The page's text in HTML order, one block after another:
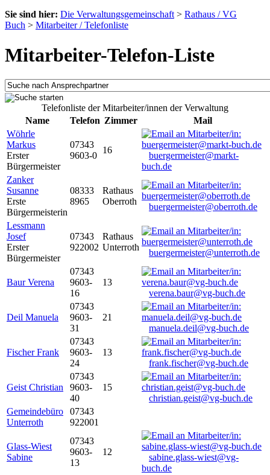
Sie sind hier: Die Verwaltungsgemeinschaft > Rathaus / VG
Buch > Mitarbeiter / Telefonliste
Mitarbeiter-Telefon-Liste
Telefonliste der Mitarbeiter/innen der Verwaltung
Name
Telefon Zimmer
Mail
Wöhrle
Markus
Erster
Bürgermeister
07343
9603-0
16
buergermeister@markt-
buch.de
Zanker
Susanne
Erste
Bürgermeisterin
08333
8965
Rathaus
Oberroth
buergermeister@oberroth.de
Lessmann
Josef
Erster
Bürgermeister
07343
922002
Rathaus
Unterroth
buergermeister@unterroth.de
Baur Verena
07343
9603-
16
13
verena.baur@vg-buch.de
Deil Manuela
07343
9603-
31
21
manuela.deil@vg-buch.de
Fischer Frank
07343
9603-
24
13
frank.fischer@vg-buch.de
Geist Christian
07343
9603-
40
15
christian.geist@vg-buch.de
Gemeindebüro
Unterroth
07343
922001
Glass-Wiest
Sabine
07343
9603-
13
12
sabine.glass-wiest@vg-
buch.de